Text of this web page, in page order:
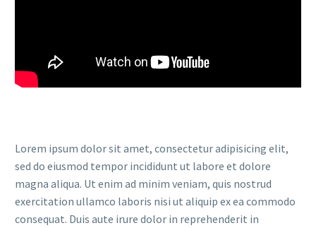
Lorem ipsum dolor sit amet, consectetur adipisicing elit,
sed do eiusmod tempor incididunt ut labore et dolore
magna aliqua. Ut enim ad minim veniam, quis nostrud
exercitation ullamco laboris nisi ut aliquip ex ea commodo
consequat. Duis aute irure dolor in reprehenderit in